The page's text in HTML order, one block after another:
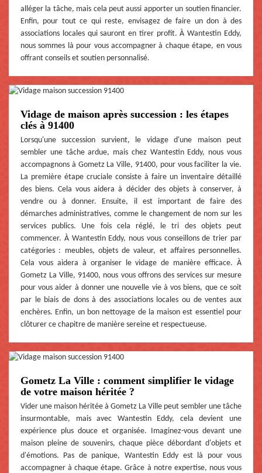
alléger la tâche, mais cela peut aussi apporter un soutien financier.
Enfin, pour tout ce qui reste, envisagez de faire un don à des
associations locales qui sauront en tirer profit. À Wantestin Eddy,
nous sommes là pour vous accompagner à chaque étape, en vous
offrant conseils et soutien personnalisé.
Vidage de maison après succession : les étapes
clés à 91400
Lorsqu'une succession survient, le vidage d'une maison peut
sembler une tâche ardue, mais chez Wantestin Eddy, nous vous
accompagnons à Gometz La Ville, 91400, pour vous faciliter la vie.
La première étape cruciale consiste à faire un inventaire détaillé
des biens. Cela vous aidera à décider des objets à conserver, à
vendre ou à donner. Ensuite, il est important de faire des
démarches administratives, comme le changement de nom sur les
services publics. Une fois cela réglé, le tri des objets peut
commencer. À Wantestin Eddy, nous vous conseillons de trier par
catégories : meubles, objets de valeur, et affaires personnelles.
Cela vous aidera à organiser le vidage de manière efficace. À
Gometz La Ville, 91400, nous vous offrons des services sur mesure
pour vous aider à donner une nouvelle vie à vos biens, que ce soit
par le biais de dons à des associations locales ou de ventes aux
enchères. Enfin, un bon nettoyage de la maison est essentiel pour
clôturer ce chapitre de manière sereine et respectueuse.
Gometz La Ville : comment simplifier le vidage
de votre maison héritée ?
Vider une maison héritée à Gometz La Ville peut sembler une tâche
insurmontable, mais avec Wantestin Eddy, cela devient une
expérience plus douce et organisée. Imaginez-vous devant une
maison pleine de souvenirs, chaque pièce débordant d'objets et
d'émotions. Pas de panique, Wantestin Eddy est là pour vous
accompagner à chaque étape. Grâce à notre expertise, nous vous